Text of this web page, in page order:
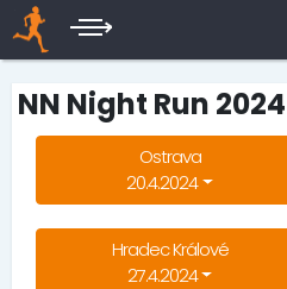
NN Night Run 2024
Ostrava
20.4.2024
Hradec Králové
27.4.2024